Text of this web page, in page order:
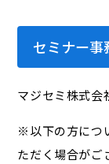
セミナー事
マジセミ株式会
※以下の方につ
ただく場合がご